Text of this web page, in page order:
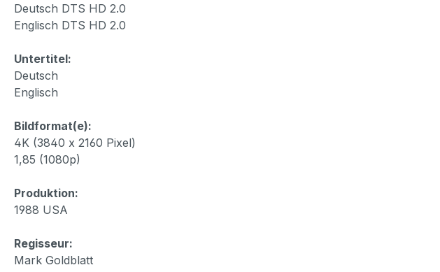
Deutsch DTS HD 2.0
Englisch DTS HD 2.0
Untertitel:
Deutsch
Englisch
Bildformat(e):
4K (3840 x 2160 Pixel)
1,85 (1080p)
Produktion:
1988 USA
Regisseur:
Mark Goldblatt